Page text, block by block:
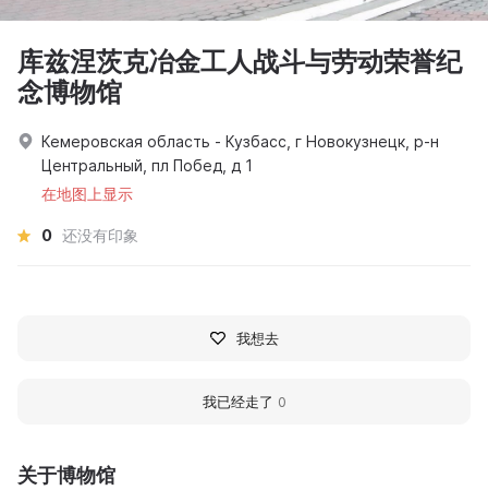
关于博物馆
库兹涅茨克冶金工人战斗与劳动荣誉纪
念博物馆
Кемеровская область - Кузбасс, г Новокузнецк, р-н
Центральный, пл Побед, д 1
在地图上显示
0 还没有印象
我想去
我已经走了 0